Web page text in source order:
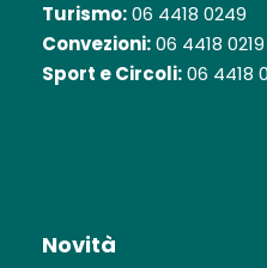
Turismo:06 4418 0249
Convezioni:06 4418 0219
Sport e Circoli:06 4418
Novità